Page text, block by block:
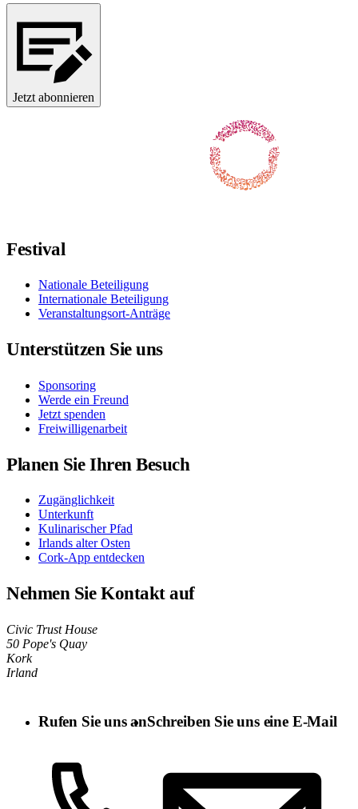
Jetzt abonnieren
Festival
Nationale Beteiligung
Internationale Beteiligung
Veranstaltungsort-Anträge
Unterstützen Sie uns
Sponsoring
Werde ein Freund
Jetzt spenden
Freiwilligenarbeit
Planen Sie Ihren Besuch
Zugänglichkeit
Unterkunft
Kulinarischer Pfad
Irlands alter Osten
Cork-App entdecken
Nehmen Sie Kontakt auf
Civic Trust House
50 Pope's Quay
Kork
Irland
Rufen Sie uns anSchreiben Sie uns eine E-Mail